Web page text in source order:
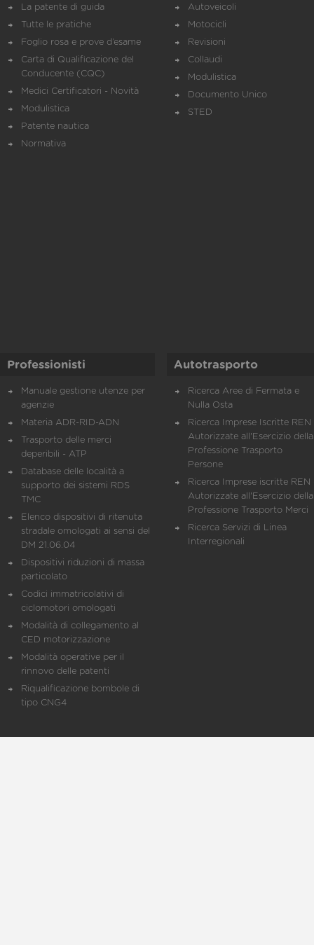
La patente di guida
Tutte le pratiche
Foglio rosa e prove d’esame
Carta di Qualificazione del
Conducente (CQC)
Medici Certificatori - Novità
Modulistica
Patente nautica
Normativa
Autoveicoli
Motocicli
Revisioni
Collaudi
Modulistica
Documento Unico
STED
Professionisti
Manuale gestione utenze per
agenzie
Materia ADR-RID-ADN
Trasporto delle merci
deperibili - ATP
Database delle località a
supporto dei sistemi RDS
TMC
Elenco dispositivi di ritenuta
stradale omologati ai sensi del
DM 21.06.04
Dispositivi riduzioni di massa
particolato
Codici immatricolativi di
ciclomotori omologati
Modalità di collegamento al
CED motorizzazione
Modalità operative per il
rinnovo delle patenti
Riqualificazione bombole di
tipo CNG4
Autotrasporto
Ricerca Aree di Fermata e
Nulla Osta
Ricerca Imprese Iscritte REN
Autorizzate all'Esercizio della
Professione Trasporto
Persone
Ricerca Imprese iscritte REN
Autorizzate all'Esercizio della
Professione Trasporto Merci
Ricerca Servizi di Linea
Interregionali